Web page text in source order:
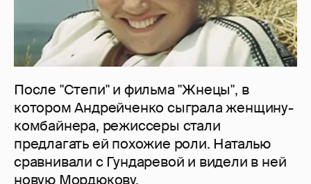
После "Степи" и фильма "Жнецы", в
котором Андрейченко сыграла женщину-
комбайнера, режиссеры стали
предлагать ей похожие роли. Наталью
сравнивали с Гундаревой и видели в ней
новую Мордюкову.